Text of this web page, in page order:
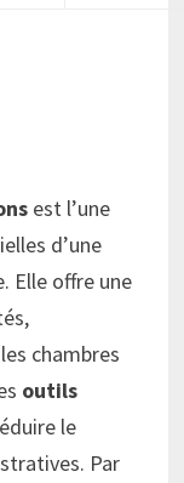
est l’une
d’une
Elle offre une
chambres
outils
le
Par